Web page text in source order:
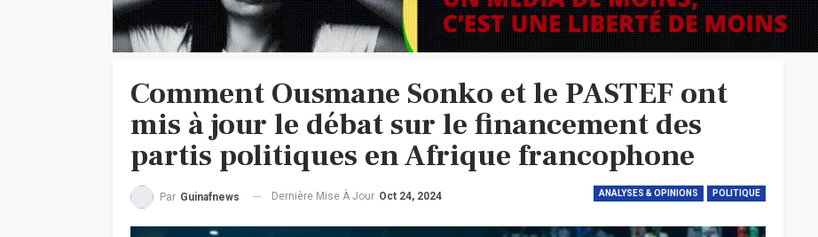
Comment Ousmane Sonko et le PASTEF ont
mis à jour le débat sur le financement des
partis politiques en Afrique francophone
ANALYSES & OPINIONS POLITIQUE
Par Guinafnews Dernière Mise À Jour Oct 24, 2024